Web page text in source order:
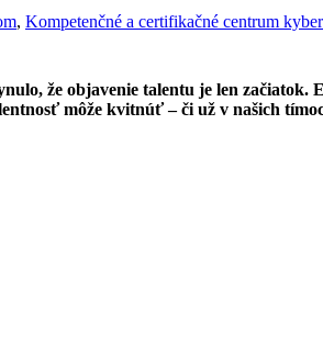
, Kompetenčné a certifikačné centrum
že objavenie talentu je len začiatok.
môže kvitnúť – či už v našich